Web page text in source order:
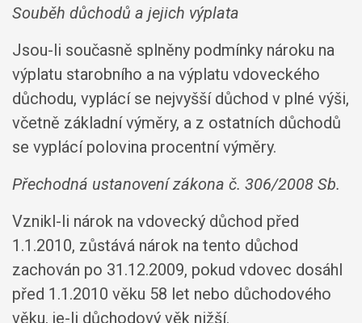
Souběh důchodů a jejich výplata
Jsou-li současně splněny podmínky nároku na
výplatu starobního a na výplatu vdoveckého
důchodu, vyplácí se nejvyšší důchod v plné výši,
včetně základní výměry, a z ostatních důchodů
se vyplácí polovina procentní výměry.
Přechodná ustanovení zákona č. 306/2008 Sb.
Vznikl-li nárok na vdovecký důchod před
1.1.2010, zůstává nárok na tento důchod
zachován po 31.12.2009, pokud vdovec dosáhl
před 1.1.2010 věku 58 let nebo důchodového
věku, je-li důchodový věk nižší.